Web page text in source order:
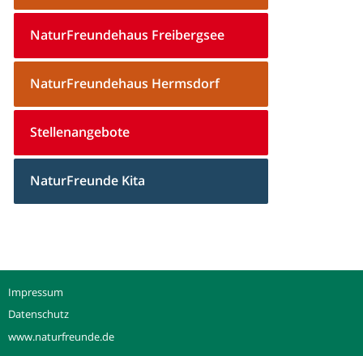
NaturFreundehaus Freibergsee
NaturFreundehaus Hermsdorf
Stellenangebote
NaturFreunde Kita
Impressum
Datenschutz
www.naturfreunde.de